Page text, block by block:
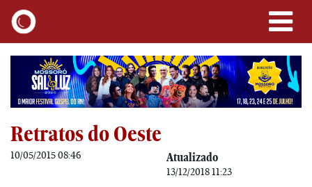
Retratos do Oeste
10/05/2015 08:46 Atualizado
13/12/2018 11:23